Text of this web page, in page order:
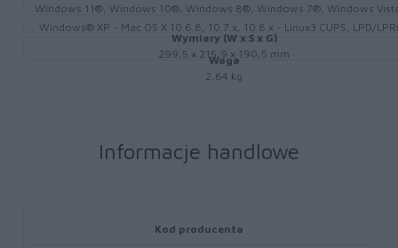
Windows 11®, Windows 10®, Windows 8®, Windows 7®, Windows
Windows® XP - Mac OS X 10.6.8, 10.7.x, 10.8.x - Linux3 CUPS, LPD/
Wymiary (W x S x G)
299,5 x 215,9 x 190,5 mm
Waga
2,64 kg
Informacje handlowe
Kod producenta